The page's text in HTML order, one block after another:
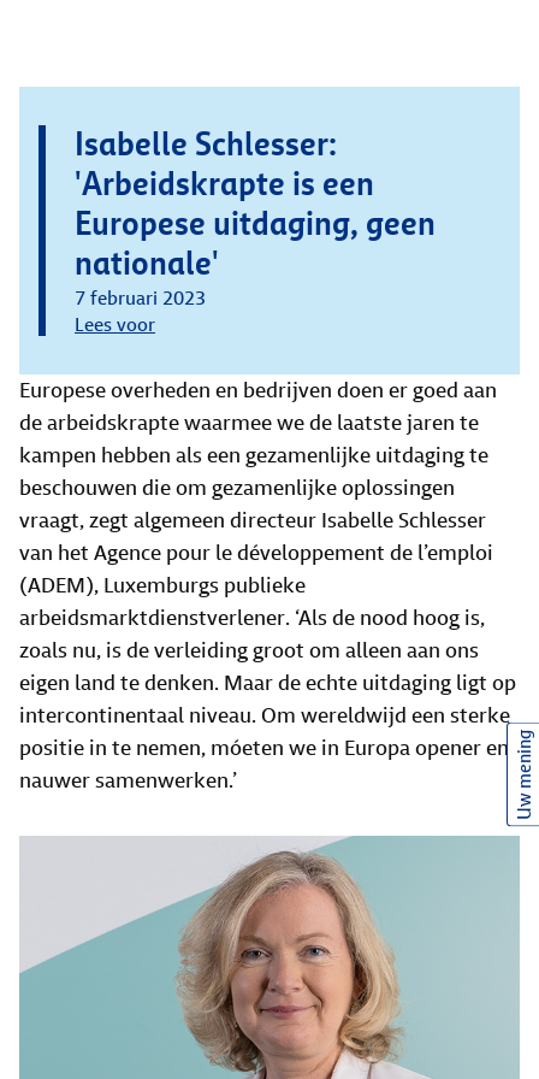
Isabelle Schlesser:
'Arbeidskrapte is een
Europese uitdaging, geen
nationale'
7 februari 2023
Lees voor
Europese overheden en bedrijven doen er goed aan
de arbeidskrapte waarmee we de laatste jaren te
kampen hebben als een gezamenlijke uitdaging te
beschouwen die om gezamenlijke oplossingen
vraagt, zegt algemeen directeur Isabelle Schlesser
van het Agence pour le développement de l’emploi
(ADEM), Luxemburgs publieke
arbeidsmarktdienstverlener. ‘Als de nood hoog is,
zoals nu, is de verleiding groot om alleen aan ons
eigen land te denken. Maar de echte uitdaging ligt op
intercontinentaal niveau. Om wereldwijd een sterke
positie in te nemen, móeten we in Europa opener en
nauwer samenwerken.’
Uw mening